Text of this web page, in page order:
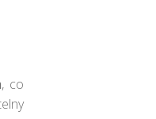
, co